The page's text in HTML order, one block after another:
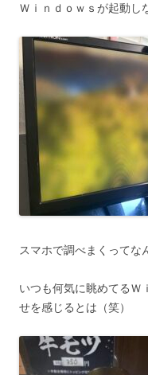
Ｗｉｎｄｏｗｓが起動し
スマホで調べまくってな
いつも何気に眺めてるＷ
せを感じるとは（笑）